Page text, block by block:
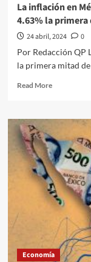
La inflación en
4.63% la
24 abril, 2024
0
Por Redacción QP
la primera mitad
Read MoreRead
La
en
México
sigue
se
ubicó
en
4.63%
la
primera
quincena
Economía